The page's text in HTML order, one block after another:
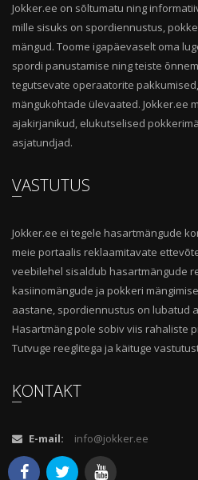
Jokker.ee on sõltumatu ning
mille sisuks on spordiennustus,
mängud. Toome igapäevaselt oma
spordi panustamise ning teiste
tegutsevate operaatorite
mängukohtade ülevaated. Jokker.ee
ajakirjanikud, elukutselised
asjatundjad.
VASTUTUS
Jokker.ee ei tegele hasartmängude
meie portaalis reklaamitavate
veebilehel sisaldub hasartmängude
kasiinomängude ja pokkeri
aastane, spordiennustus on lubatud
Hasartmäng pole sobiv viis rahaliste
Tutvuge reeglitega ja käituge
KONTAKT
E-mail: info@jokker.ee